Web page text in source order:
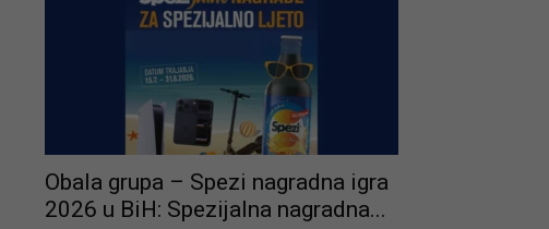
Obala grupa – Spezi nagradna igra
2026 u BiH: Spezijalna nagradna...